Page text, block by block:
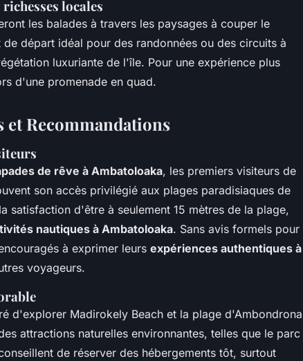
locales
les balades à travers les paysages à couper le
de départ idéal pour des randonnées ou des circuits à
luxuriante de l'île. Pour une expérience plus
d'une promenade en quad.
et Recommandations
de rêve à Ambatoloaka, les premiers visiteurs de
son accès privilégié aux plages paradisiaques de
satisfaction d'être à seulement 15 mètres de la plage,
nautiques à Ambatoloaka. Sans avis formels pour
à exprimer leurs expériences authentiques à
voyageurs.
d'explorer Madirokely Beach et la plage d'Ambondrona
attractions naturelles environnantes, telles que le parc
de réserver des hébergements tôt, surtout